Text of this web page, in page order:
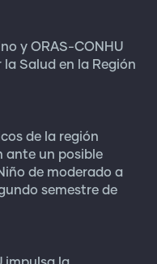
y ORAS-CONHU
Salud en la Región
de la región
ante un posible
de moderado a
semestre de